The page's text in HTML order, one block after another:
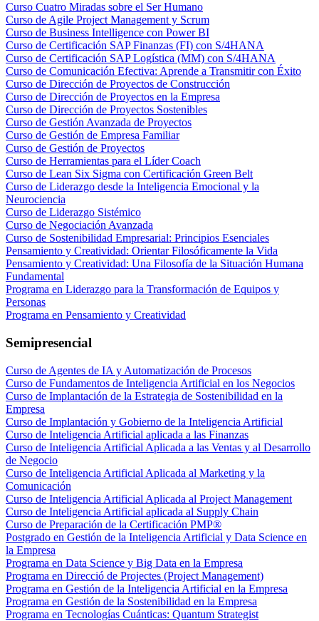
Curso Cuatro Miradas sobre el Ser Humano
Curso de Agile Project Management y Scrum
Curso de Business Intelligence con Power BI
Curso de Certificación SAP Finanzas (FI) con S/4HANA
Curso de Certificación SAP Logística (MM) con S/4HANA
Curso de Comunicación Efectiva: Aprende a Transmitir con Éxito
Curso de Dirección de Proyectos de Construcción
Curso de Dirección de Proyectos en la Empresa
Curso de Dirección de Proyectos Sostenibles
Curso de Gestión Avanzada de Proyectos
Curso de Gestión de Empresa Familiar
Curso de Gestión de Proyectos
Curso de Herramientas para el Líder Coach
Curso de Lean Six Sigma con Certificación Green Belt
Curso de Liderazgo desde la Inteligencia Emocional y la
Neurociencia
Curso de Liderazgo Sistémico
Curso de Negociación Avanzada
Curso de Sostenibilidad Empresarial: Principios Esenciales
Pensamiento y Creatividad: Orientar Filosóficamente la Vida
Pensamiento y Creatividad: Una Filosofía de la Situación Humana
Fundamental
Programa en Liderazgo para la Transformación de Equipos y
Personas
Programa en Pensamiento y Creatividad
Semipresencial
Curso de Agentes de IA y Automatización de Procesos
Curso de Fundamentos de Inteligencia Artificial en los Negocios
Curso de Implantación de la Estrategia de Sostenibilidad en la
Empresa
Curso de Implantación y Gobierno de la Inteligencia Artificial
Curso de Inteligencia Artificial aplicada a las Finanzas
Curso de Inteligencia Artificial Aplicada a las Ventas y al Desarrollo
de Negocio
Curso de Inteligencia Artificial Aplicada al Marketing y la
Comunicación
Curso de Inteligencia Artificial Aplicada al Project Management
Curso de Inteligencia Artificial aplicada al Supply Chain
Curso de Preparación de la Certificación PMP®
Postgrado en Gestión de la Inteligencia Artificial y Data Science en
la Empresa
Programa en Data Science y Big Data en la Empresa
Programa en Direcció de Projectes (Project Management)
Programa en Gestión de la Inteligencia Artificial en la Empresa
Programa en Gestión de la Sostenibilidad en la Empresa
Programa en Tecnologías Cuánticas: Quantum Strategist